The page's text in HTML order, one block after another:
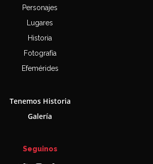
Personajes
Lugares
Historia
Fotografía
Efemérides
Tenemos Historia
Galería
Seguinos